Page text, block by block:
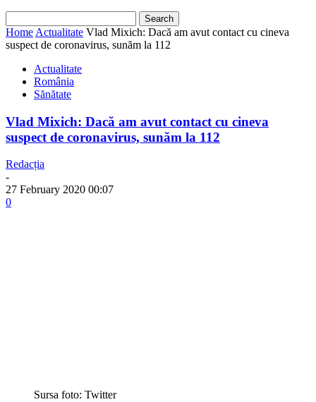
Home Actualitate Vlad Mixich: Dacă am avut contact cu cineva
suspect de coronavirus, sunăm la 112
Actualitate
România
Sănătate
Vlad Mixich: Dacă am avut contact cu cineva
suspect de coronavirus, sunăm la 112
Redacția
-
27 February 2020 00:07
0
Sursa foto: Twitter